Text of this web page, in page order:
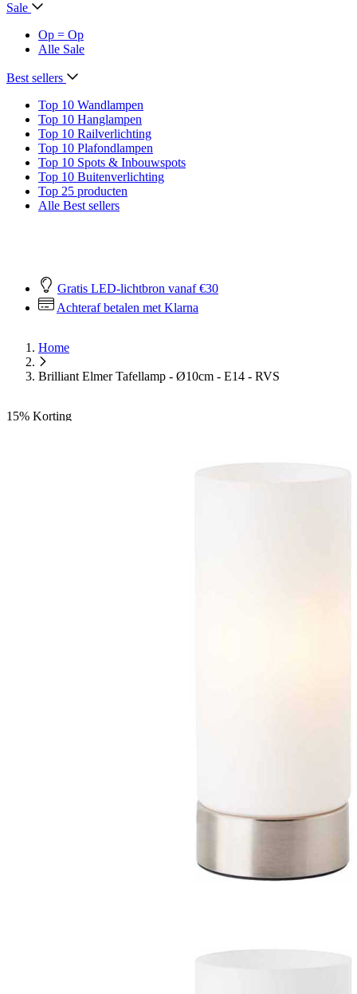
Sale
Op = Op
Alle Sale
Best sellers
Top 10 Wandlampen
Top 10 Hanglampen
Top 10 Railverlichting
Top 10 Plafondlampen
Top 10 Spots & Inbouwspots
Top 10 Buitenverlichting
Top 25 producten
Alle Best sellers
Gratis LED-lichtbron vanaf €30
Achteraf betalen met Klarna
Home
Brilliant Elmer Tafellamp - Ø10cm - E14 - RVS
15% Korting